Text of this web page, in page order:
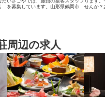
お
ろ
を
を募集しています。山形県鶴岡市湯
ティーラウンジやお土産処での接客
も担当していただきます。月給
180,000円～250,000円で、年齢、
経験、能力を考慮して優遇します。
ホスピタリティに溢れるあなたのご
応募をお待ちしております！
※2025年10月23日時点の情報です
せんか？
る宿泊施
した郷
ています
7日時点
周辺の求人